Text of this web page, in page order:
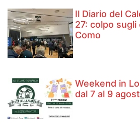
Il Diario del
27: colpo
Como
Weekend in
dal 7 al 9